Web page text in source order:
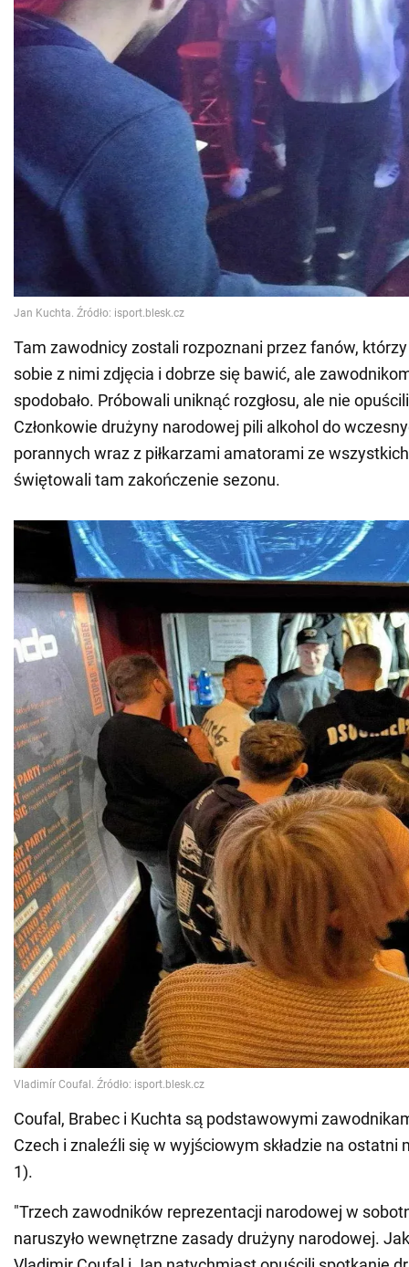
Tam zawodnicy zostali rozpoznani przez fanów,
sobie z nimi zdjęcia i dobrze się bawić, ale
spodobało. Próbowali uniknąć rozgłosu, ale nie
Członkowie drużyny narodowej pili alkohol do
porannych wraz z piłkarzami amatorami ze
świętowali tam zakończenie sezonu.
Coufal, Brabec i Kuchta są podstawowymi
Czech i znaleźli się w wyjściowym składzie na ostatni
1).
"Trzech zawodników reprezentacji narodowej w
naruszyło wewnętrzne zasady drużyny narodowej.